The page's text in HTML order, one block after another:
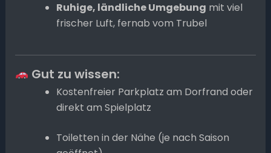
Ruhige, ländliche Umgebung mit viel
frischer Luft, fernab vom Trubel
Gut zu wissen:
Kostenfreier Parkplatz am Dorfrand oder
direkt am Spielplatz
Toiletten in der Nähe (je nach Saison